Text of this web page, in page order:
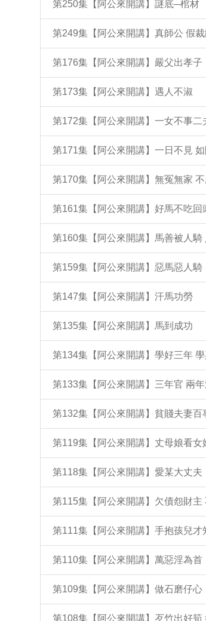
第250集【阿公來開講】謎底─棺材
第249集【阿公來開講】真師公 假
第176集【阿公來開講】嚴父出孝子
第173集【阿公來開講】遇人不淑
第172集【阿公來開講】一女不事二
第171集【阿公來開講】一日不見
第170集【阿公來開講】無冤無家
第161集【阿公來開講】好馬不吃回
第160集【阿公來開講】馬善被人
第159集【阿公來開講】惡馬惡人騎
第147集【阿公來開講】汗馬功勞
第135集【阿公來開講】馬到成功
第134集【阿公來開講】學好三年 學
第133集【阿公來開講】三年官 兩年
第132集【阿公來開講】貧賤夫妻百
第119集【阿公來開講】丈母娘看女
第118集【阿公來開講】愛某大丈
第115集【阿公來開講】欠債怨財主
第111集【阿公來開講】手抱孩兒才
第110集【阿公來開講】萬惡淫為首
第109集【阿公來開講】做石磨仔心
第108集【阿公來開講】歹竹出好筍